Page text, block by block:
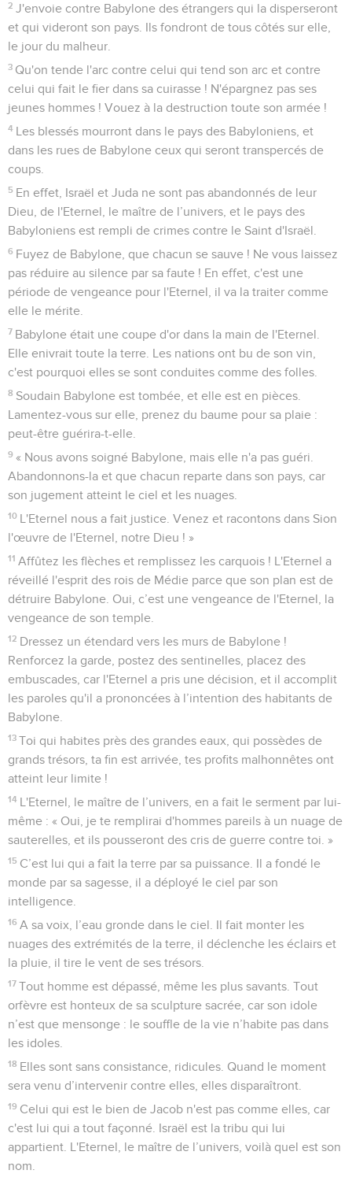
2 J'envoie contre Babylone des étrangers qui la disperseront
et qui videront son pays. Ils fondront de tous côtés sur elle,
le jour du malheur.
3 Qu'on tende l'arc contre celui qui tend son arc et contre
celui qui fait le fier dans sa cuirasse ! N'épargnez pas ses
jeunes hommes ! Vouez à la destruction toute son armée !
4 Les blessés mourront dans le pays des Babyloniens, et
dans les rues de Babylone ceux qui seront transpercés de
coups.
5 En effet, Israël et Juda ne sont pas abandonnés de leur
Dieu, de l'Eternel, le maître de l’univers, et le pays des
Babyloniens est rempli de crimes contre le Saint d'Israël.
6 Fuyez de Babylone, que chacun se sauve ! Ne vous laissez
pas réduire au silence par sa faute ! En effet, c'est une
période de vengeance pour l'Eternel, il va la traiter comme
elle le mérite.
7 Babylone était une coupe d'or dans la main de l'Eternel.
Elle enivrait toute la terre. Les nations ont bu de son vin,
c'est pourquoi elles se sont conduites comme des folles.
8 Soudain Babylone est tombée, et elle est en pièces.
Lamentez-vous sur elle, prenez du baume pour sa plaie :
peut-être guérira-t-elle.
9 « Nous avons soigné Babylone, mais elle n'a pas guéri.
Abandonnons-la et que chacun reparte dans son pays, car
son jugement atteint le ciel et les nuages.
10 L'Eternel nous a fait justice. Venez et racontons dans Sion
l'œuvre de l'Eternel, notre Dieu ! »
11 Affûtez les flèches et remplissez les carquois ! L'Eternel a
réveillé l'esprit des rois de Médie parce que son plan est de
détruire Babylone. Oui, c’est une vengeance de l'Eternel, la
vengeance de son temple.
12 Dressez un étendard vers les murs de Babylone !
Renforcez la garde, postez des sentinelles, placez des
embuscades, car l'Eternel a pris une décision, et il accomplit
les paroles qu'il a prononcées à l’intention des habitants de
Babylone.
13 Toi qui habites près des grandes eaux, qui possèdes de
grands trésors, ta fin est arrivée, tes profits malhonnêtes ont
atteint leur limite !
14 L'Eternel, le maître de l’univers, en a fait le serment par lui-
même : « Oui, je te remplirai d'hommes pareils à un nuage de
sauterelles, et ils pousseront des cris de guerre contre toi. »
15 C’est lui qui a fait la terre par sa puissance. Il a fondé le
monde par sa sagesse, il a déployé le ciel par son
intelligence.
16 A sa voix, l’eau gronde dans le ciel. Il fait monter les
nuages des extrémités de la terre, il déclenche les éclairs et
la pluie, il tire le vent de ses trésors.
17 Tout homme est dépassé, même les plus savants. Tout
orfèvre est honteux de sa sculpture sacrée, car son idole
n’est que mensonge : le souffle de la vie n’habite pas dans
les idoles.
18 Elles sont sans consistance, ridicules. Quand le moment
sera venu d’intervenir contre elles, elles disparaîtront.
19 Celui qui est le bien de Jacob n'est pas comme elles, car
c'est lui qui a tout façonné. Israël est la tribu qui lui
appartient. L'Eternel, le maître de l’univers, voilà quel est son
nom.